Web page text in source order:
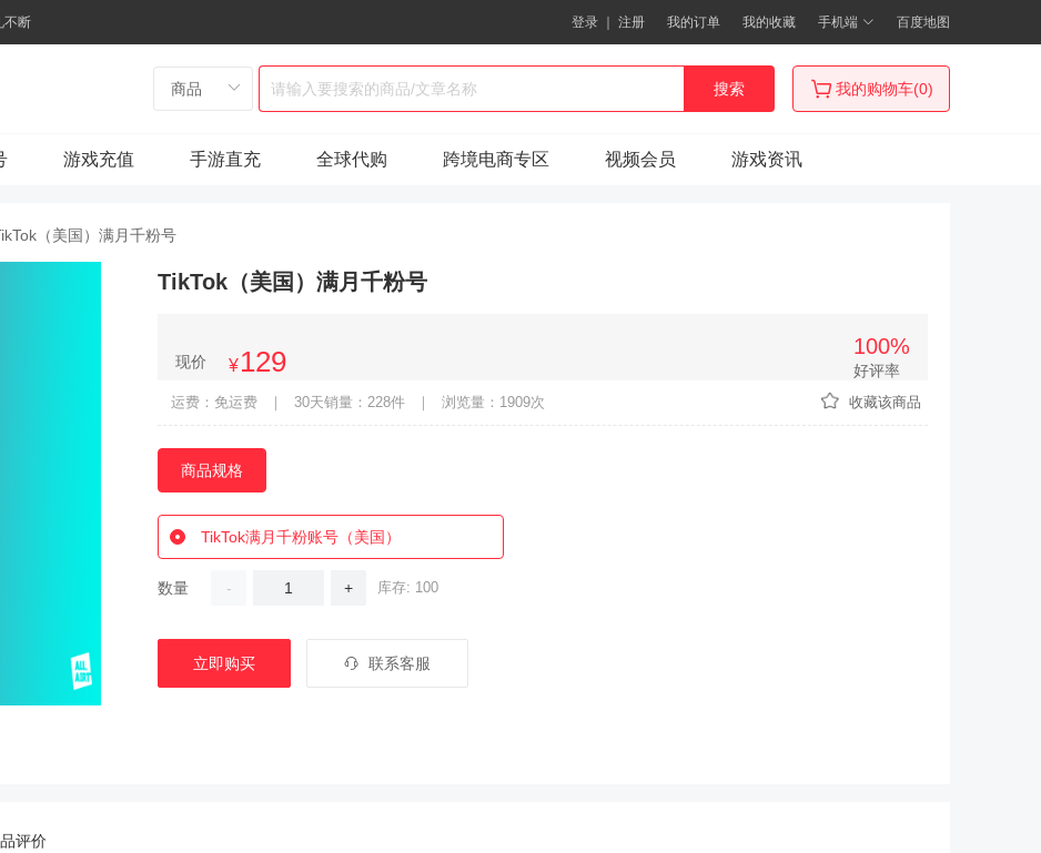
不断 登录 ｜ 注册 我的订单 我的收藏 手机端 百度地图
搜索 我的购物车(0)
游戏充值 手游直充 全球代购 跨境电商专区 视频会员 游戏资讯
（美国）满月千粉号
TikTok（美国）满月千粉号
现价 ¥129 100%
好评率
运费：免运费 30天销量：228件 浏览量：1909次 收藏该商品
商品规格
TikTok满月千粉账号（美国）
数量 - + 库存: 100
立即购买 联系客服
评价